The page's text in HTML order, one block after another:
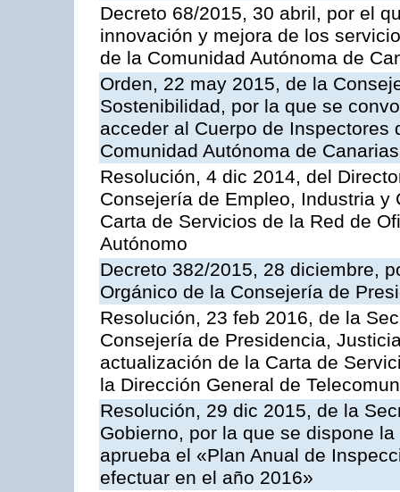
Decreto 68/2015, 30 abril, por el
innovación y mejora de los
de la Comunidad Autónoma de
Orden, 22 may 2015, de la
Sostenibilidad, por la que se
acceder al Cuerpo de
Comunidad Autónoma de Canarias
Resolución, 4 dic 2014, del
Consejería de Empleo, Industria
Carta de Servicios de la Red de
Autónomo
Decreto 382/2015, 28 diciembre,
Orgánico de la Consejería de
Resolución, 23 feb 2016, de la
Consejería de Presidencia,
actualización de la Carta de
la Dirección General de
Resolución, 29 dic 2015, de la
Gobierno, por la que se dispone
aprueba el «Plan Anual de
efectuar en el año 2016»